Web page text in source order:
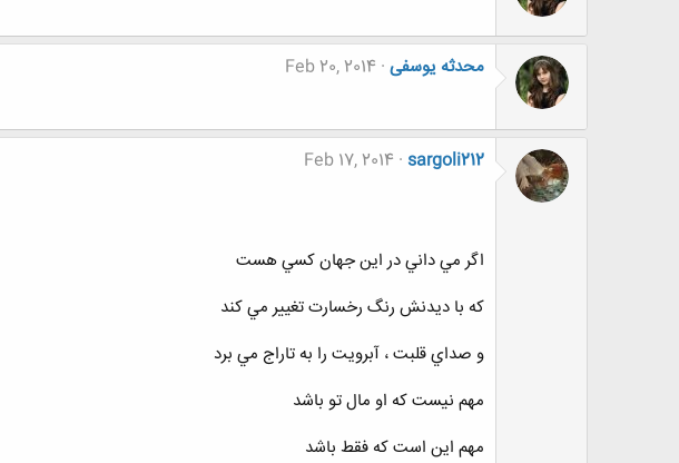
محدثه یوسفی Feb 20, 2014
sargoli212
Feb 17, 2014
اگر مي داني در اين جهان كسي هست
كه با ديدنش رنگ رخسارت تغيير مي كند
و صداي قلبت ، آبرويت را به تاراج مي برد
مهم نيست كه او مال تو باشد
مهم اين است كه فقط باشد